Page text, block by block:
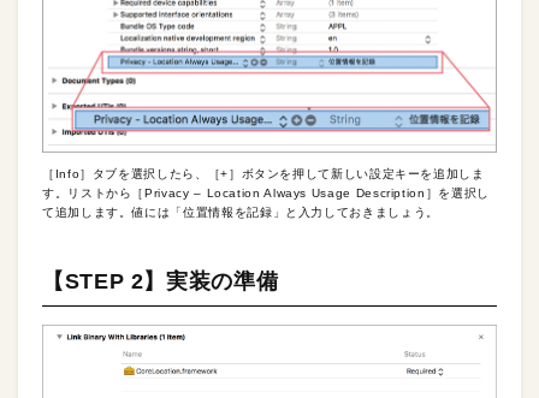
［Info］タブを選択したら、［+］ボタンを押して新しい設定キーを追加しま
す。リストから［Privacy – Location Always Usage Description］を選択し
て追加します。値には「位置情報を記録」と入力しておきましょう。
【STEP 2】実装の準備